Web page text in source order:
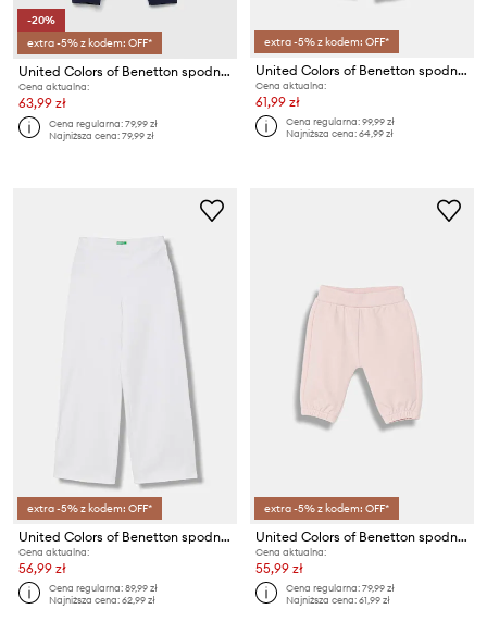
-20%
extra -5% z kodem: OFF*
United Colors of Benetton spodnie dresowe bawełniane dziecięce
Cena aktualna:
63,99 zł
Cena regularna:79,99 zł
Najniższa cena:79,99 zł
extra -5% z kodem: OFF*
United Colors of Benetton spodnie wide leg dziecięce bawełniane
Cena aktualna:
61,99 zł
Cena regularna:99,99 zł
Najniższa cena:64,99 zł
extra -5% z kodem: OFF*
United Colors of Benetton spodnie dresowe dziecięce
Cena aktualna:
56,99 zł
Cena regularna:89,99 zł
Najniższa cena:62,99 zł
extra -5% z kodem: OFF*
United Colors of Benetton spodnie dresowe dziecięce bawełniane z elastanem
Cena aktualna:
55,99 zł
Cena regularna:79,99 zł
Najniższa cena:61,99 zł